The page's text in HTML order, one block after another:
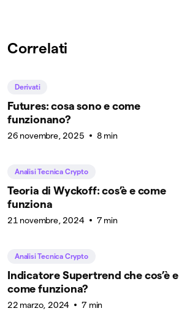
Correlati
Derivati
Futures: cosa sono e come
funzionano?
26 novembre, 2025 8 min
Analisi Tecnica Crypto
Teoria di Wyckoff: cos’è e come
funziona
21 novembre, 2024 7 min
Analisi Tecnica Crypto
Indicatore Supertrend che cos’è e
come funziona?
22 marzo, 2024 7 min